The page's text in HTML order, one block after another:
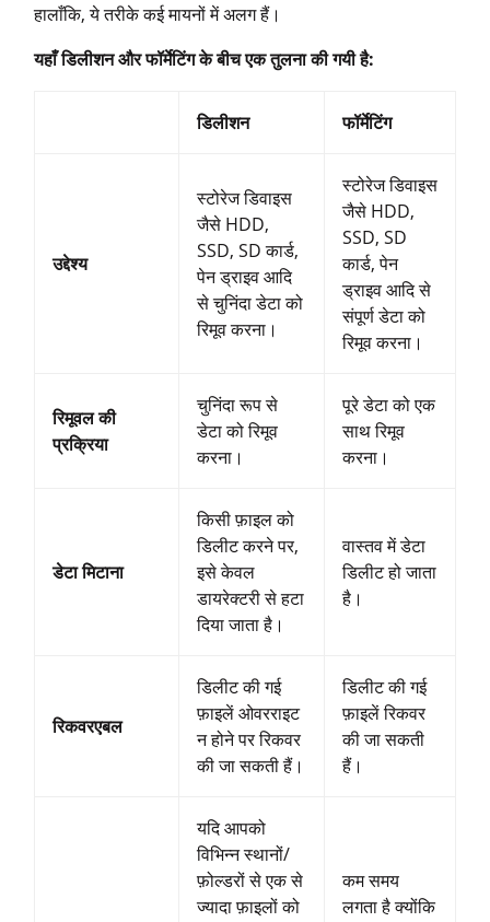
हालाँकि, ये तरीके कई मायनों में अलग हैं।
यहाँ डिलीशन और फॉर्मेटिंग के बीच एक तुलना की गयी है:
डिलीशन फॉर्मेटिंग
उद्देश्य
स्टोरेज डिवाइस
जैसे HDD,
SSD, SD कार्ड,
पेन ड्राइव आदि
से चुनिंदा डेटा को
रिमूव करना।
स्टोरेज डिवाइस
जैसे HDD,
SSD, SD
कार्ड, पेन
ड्राइव आदि से
संपूर्ण डेटा को
रिमूव करना।
रिमूवल की
प्रक्रिया
चुनिंदा रूप से
डेटा को रिमूव
करना।
पूरे डेटा को एक
साथ रिमूव
करना।
डेटा मिटाना
किसी फ़ाइल को
डिलीट करने पर,
इसे केवल
डायरेक्टरी से हटा
दिया जाता है।
वास्तव में डेटा
डिलीट हो जाता
है।
रिकवरएबल
डिलीट की गई
फ़ाइलें ओवरराइट
न होने पर रिकवर
की जा सकती हैं।
डिलीट की गई
फ़ाइलें रिकवर
की जा सकती
हैं।
यदि आपको
विभिन्न स्थानों/
फ़ोल्डरों से एक से
ज्यादा फ़ाइलों को
कम समय
लगता है क्योंकि